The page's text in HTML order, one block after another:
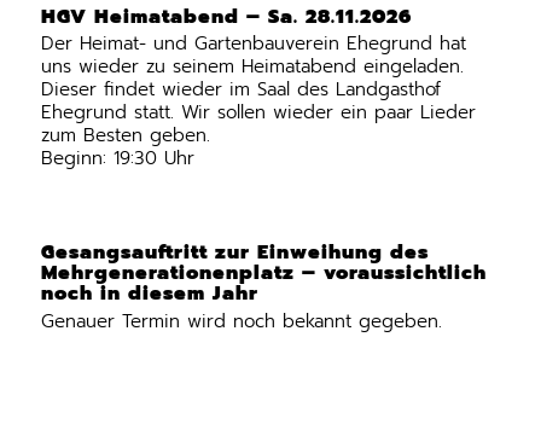
HGV Heimatabend – Sa. 28.11.2026
Der Heimat- und Gartenbauverein Ehegrund hat
uns wieder zu seinem Heimatabend eingeladen.
Dieser findet wieder im Saal des Landgasthof
Ehegrund statt. Wir sollen wieder ein paar Lieder
zum Besten geben.
Beginn: 19:30 Uhr
Gesangsauftritt zur Einweihung des
Mehrgenerationenplatz – voraussichtlich
noch in diesem Jahr
Genauer Termin wird noch bekannt gegeben.